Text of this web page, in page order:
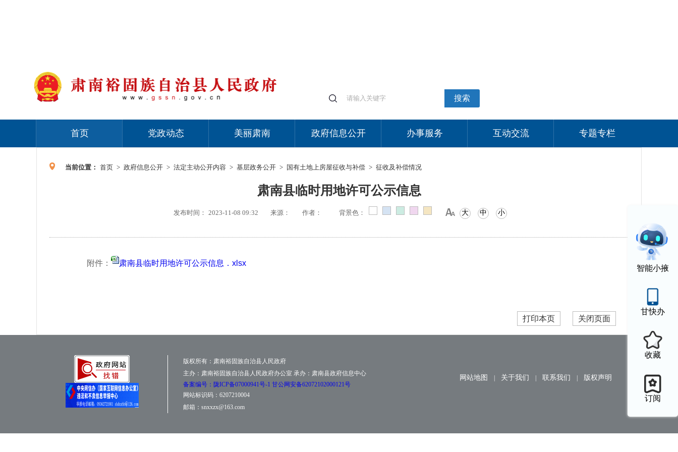
搜索
首页 党政动态 美丽肃南 政府信息公开 办事服务 互动交流 专题专栏
智能小掖
甘快办
收藏
订阅
当前位置： 首页 > 政府信息公开 > 法定主动公开内容 > 基层政务公开 > 国有土地上房屋征收与补偿 > 征收及补偿情况
肃南县临时用地许可公示信息
发布时间： 2023-11-08 09:32 来源： 作者： 背景色： 大 中 小
附件： 肃南县临时用地许可公示信息．xlsx
打印本页 关闭页面
版权所有：肃南裕固族自治县人民政府
主办：肃南裕固族自治县人民政府办公室 承办：肃南县政府信息中心
备案编号：陇ICP备07000941号-1 甘公网安备62072102000121号
网站标识码：6207210004
邮箱：snxxzx@163.com
网站地图 关于我们 联系我们 版权声明